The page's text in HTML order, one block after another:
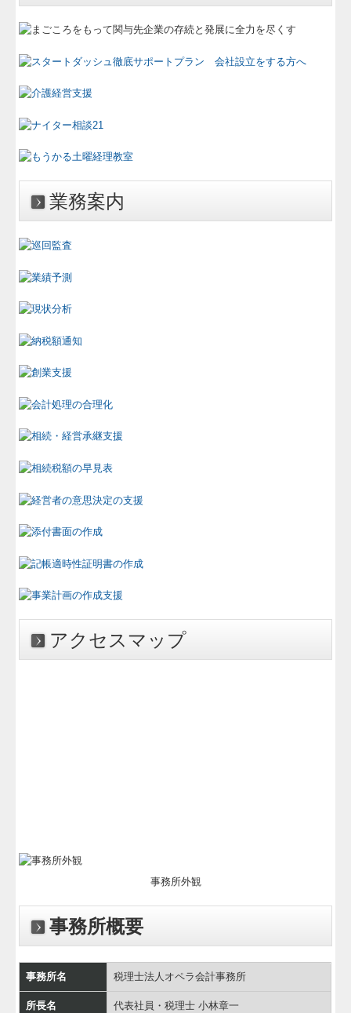
医院開業支援
介護経営支援
個人情報保護方針
補助金・助成金・融資情報
FX4クラウド
関与先向け融資商品ご紹介
経営者お役立ち情報
経営改善計画の策定支援
経営者の四季
業務案内
アクセスマップ
事務所外観
事務所概要
事務所名 税理士法人オペラ会計事務所
所長名 代表社員・税理士 小林章一